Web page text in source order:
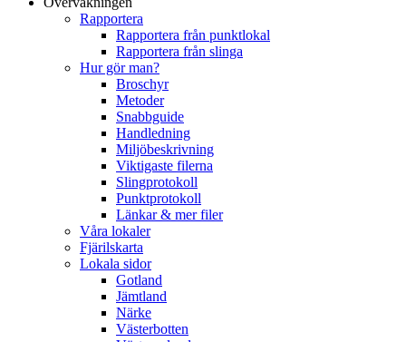
Rapportera
Rapportera från punktlokal
Rapportera från slinga
Hur gör man?
Broschyr
Metoder
Snabbguide
Handledning
Miljöbeskrivning
Viktigaste filerna
Slingprotokoll
Punktprotokoll
Länkar & mer filer
Våra lokaler
Fjärilskarta
Lokala sidor
Gotland
Jämtland
Närke
Västerbotten